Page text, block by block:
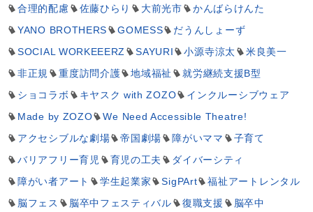
合理的配慮
佐藤ひらり 大前光市
かんばらけんた
YANO BROTHERS
GOMESS
だうんしょーず
SOCIAL WORKEEERZ
SAYURI 小源寺涼太
米良美一
非正規
重度訪問介護 地域福祉
就労継続支援B型
ショコラボ
キヤスク with ZOZO
インクルーシブウェア
Made by ZOZO
We Need Accessible Theatre!
アクセシブルな劇場
帝国劇場 障がいママ
子育て
バリアフリー育児
育児の工夫
ダイバーシティ
障がい者アート
学生起業家 SigPArt
福祉アートレンタル
脳フェス
脳卒中フェスティバル 復職支援
脳卒中